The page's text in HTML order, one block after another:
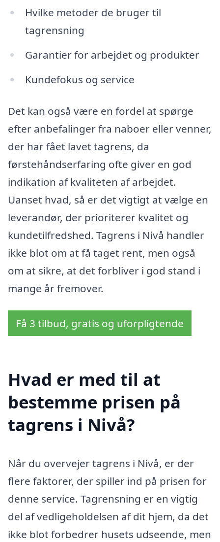
Hvilke metoder de bruger til
tagrensning
Garantier for arbejdet og produkter
Kundefokus og service
Det kan også være en fordel at spørge
efter anbefalinger fra naboer eller venner,
der har fået lavet tagrens, da
førstehåndserfaring ofte giver en god
indikation af kvaliteten af arbejdet.
Uanset hvad, så er det vigtigt at vælge en
leverandør, der prioriterer kvalitet og
kundetilfredshed. Tagrens i Nivå handler
ikke blot om at få taget rent, men også
om at sikre, at det forbliver i god stand i
mange år fremover.
Få 3 tilbud, gratis og uforpligtende
Hvad er med til at
bestemme prisen på
tagrens i Nivå?
Når du overvejer tagrens i Nivå, er der
flere faktorer, der spiller ind på prisen for
denne service. Tagrensning er en vigtig
del af vedligeholdelsen af dit hjem, da det
ikke blot forbedrer husets udseende, men